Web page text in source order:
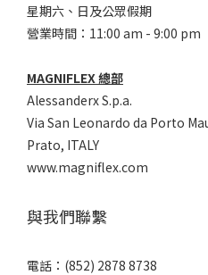
星期六、日及公眾假期
營業時間：11:00 am - 9:00 pm
MAGNIFLEX 總部
Alessanderx S.p.a.
Via San Leonardo da Porto
Prato, ITALY
www.magniflex.com
與我們聯繫
電話：(852) 2878 8738